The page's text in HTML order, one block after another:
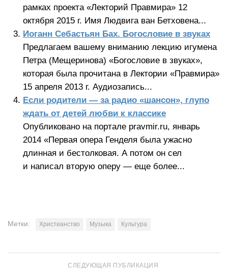
рамках проекта «Лекторий Правмира» 12
октября 2015 г. Имя Людвига ван Бетховена...
Иоганн Себастьян Бах. Богословие в звуках
Предлагаем вашему вниманию лекцию игумена
Петра (Мещеринова) «Богословие в звуках»,
которая была прочитана в Лектории «Правмира»
15 апреля 2013 г. Аудиозапись...
Если родители — за радио «шансон», глупо
ждать от детей любви к классике
Опубликовано на портале pravmir.ru, январь
2014 «Первая опера Генделя была ужасно
длинная и бестолковая. А потом он сел
и написал вторую оперу — еще более...
Метки: Христианство Музыка Культура
СЛЕДУЮЩАЯ ПУБЛИКАЦИЯ